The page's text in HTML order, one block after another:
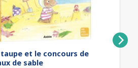
et le concours de
de sable